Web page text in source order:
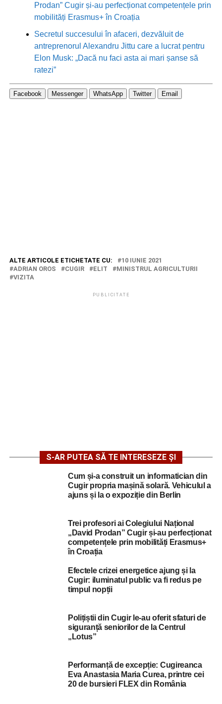
Prodan” Cugir și-au perfecționat competențele prin
mobilități Erasmus+ în Croația
Secretul succesului în afaceri, dezvăluit de
antreprenorul Alexandru Jittu care a lucrat pentru
Elon Musk: „Dacă nu faci asta ai mari șanse să
ratezi”
Facebook Messenger WhatsApp Twitter Email
ALTE ARTICOLE ETICHETATE CU:
10 IUNIE 2021
ADRIAN OROS
CUGIR ELIT
MINISTRUL AGRICULTURII
VIZITA
PUBLICITATE
S-AR PUTEA SĂ TE INTERESEZE ȘI
Cum și-a construit un informatician din
Cugir propria mașină solară. Vehiculul a
ajuns și la o expoziție din Berlin
Trei profesori ai Colegiului Național
„David Prodan” Cugir și-au perfecționat
competențele prin mobilități Erasmus+
în Croația
Efectele crizei energetice ajung și la
Cugir: iluminatul public va fi redus pe
timpul nopții
Polițiștii din Cugir le-au oferit sfaturi de
siguranță seniorilor de la Centrul
„Lotus”
Performanță de excepție: Cugireanca
Eva Anastasia Maria Curea, printre cei
20 de bursieri FLEX din România